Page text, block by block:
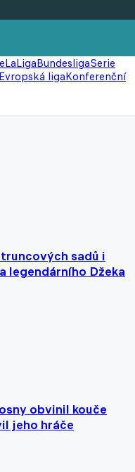
LaLigaBundesligaSerie
Evropská ligaKonferenční
sadů i
legendárního Džeka
obvinil kouče
jeho hráče